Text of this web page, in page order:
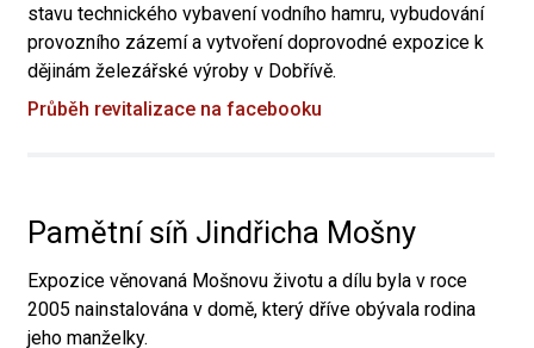
stavu technického vybavení vodního hamru, vybudování
provozního zázemí a vytvoření doprovodné expozice k
dějinám železářské výroby v Dobřívě.
Průběh revitalizace na facebooku
Pamětní síň Jindřicha Mošny
Expozice věnovaná Mošnovu životu a dílu byla v roce
2005 nainstalována v domě, který dříve obývala rodina
jeho manželky.